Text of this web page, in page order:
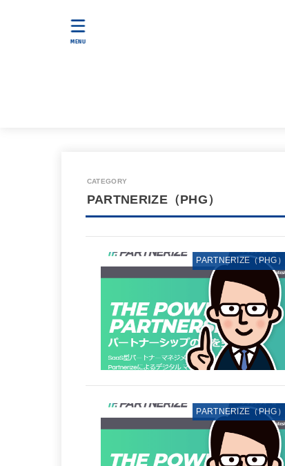
MENU
PARTNERIZE（PHG）
PARTNERIZE（PHG）
PARTNERIZE（PHG）